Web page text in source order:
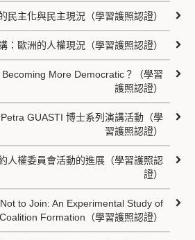
民主化與民主現況（學習護照認證）
：歐洲的人權現況（學習護照認證）
More Democratic？（學習
護照認證）
GUASTI 博士系列演講活動（學
習護照認證）
人權委員會活動的進展（學習護照認
證）
to Join: An Experimental Study of
Formation（學習護照認證）